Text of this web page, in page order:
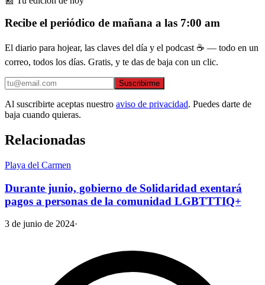
Recibe el periódico de mañana a las 7:00 am
El diario para hojear, las claves del día y el podcast ☕ — todo en un
correo, todos los días. Gratis, y te das de baja con un clic.
Suscribirme
Al suscribirte aceptas nuestro aviso de privacidad. Puedes darte de
baja cuando quieras.
Relacionadas
Playa del Carmen
Durante junio, gobierno de Solidaridad exentará
pagos a personas de la comunidad LGBTTTIQ+
3 de junio de 2024·